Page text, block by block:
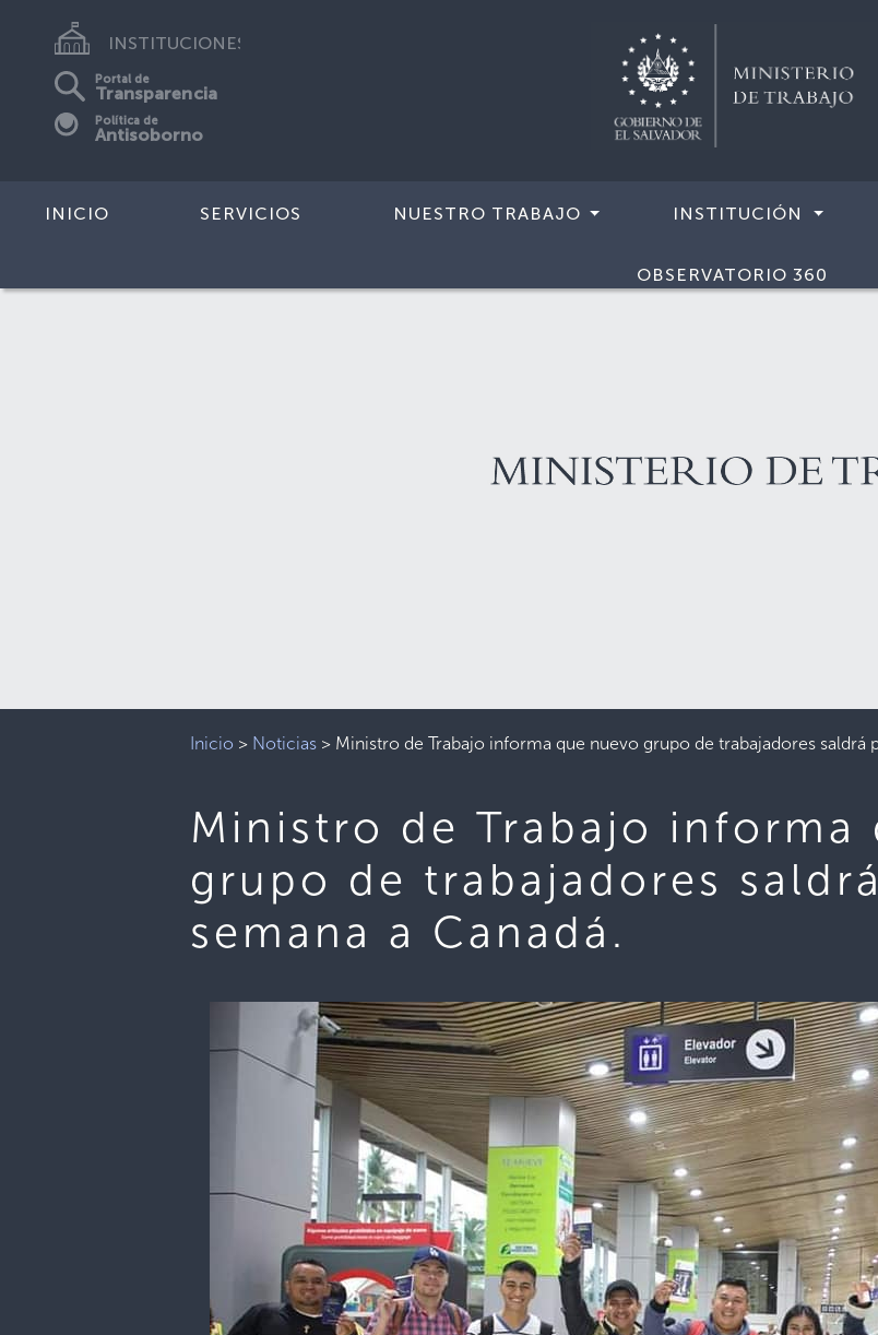
INSTITUCIONES
Portal de
Transparencia
Política de
Antisoborno
INICIO SERVICIOS NUESTRO TRABAJO INSTITUCIÓN
OBSERVATORIO 360
Inicio > Noticias > Ministro de Trabajo informa que nuevo grupo de trabajadores saldrá
Ministro de Trabajo informa
grupo de trabajadores
semana a Canadá.